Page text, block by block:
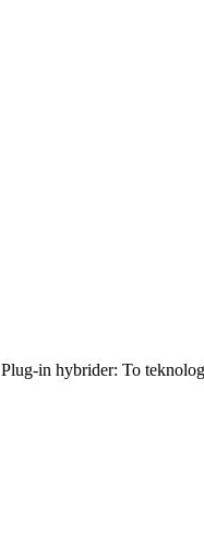
Plug-in hybrider: To